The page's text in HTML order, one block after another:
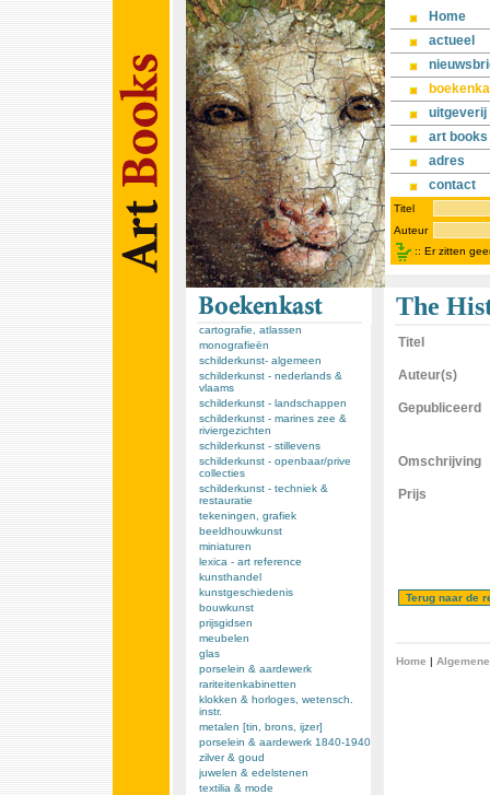
Home
actueel
uitgeverij
art books
adres
contact
Titel
Auteur
:: Er zitten
cartografie, atlassen
monografieën
schilderkunst- algemeen
schilderkunst - nederlands &
vlaams
schilderkunst - landschappen
schilderkunst - marines zee &
riviergezichten
schilderkunst - stillevens
schilderkunst - openbaar/prive
collecties
schilderkunst - techniek &
restauratie
tekeningen, grafiek
beeldhouwkunst
miniaturen
lexica - art reference
kunsthandel
kunstgeschiedenis
bouwkunst
prijsgidsen
meubelen
glas
porselein & aardewerk
rariteitenkabinetten
klokken & horloges, wetensch.
instr.
metalen [tin, brons, ijzer]
porselein & aardewerk 1840-1940
zilver & goud
juwelen & edelstenen
textilia & mode
The
Titel
Auteur(s)
Gepubliceerd
Omschrijving
Prijs
Home |